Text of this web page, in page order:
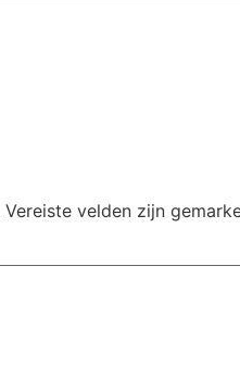
Vereiste velden zijn